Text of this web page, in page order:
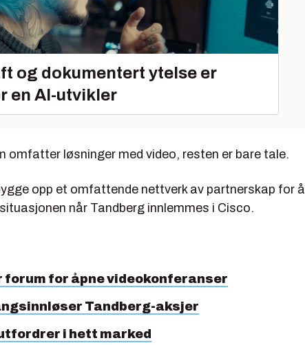
og dokumentert ytelse er
en AI-utvikler
omfatter løsninger med video, resten er bare tale.
opp et omfattende nettverk av partnerskap for å
når Tandberg innlemmes i Cisco.
forum for åpne videokonferanser
Tandberg-aksjer
i hett marked